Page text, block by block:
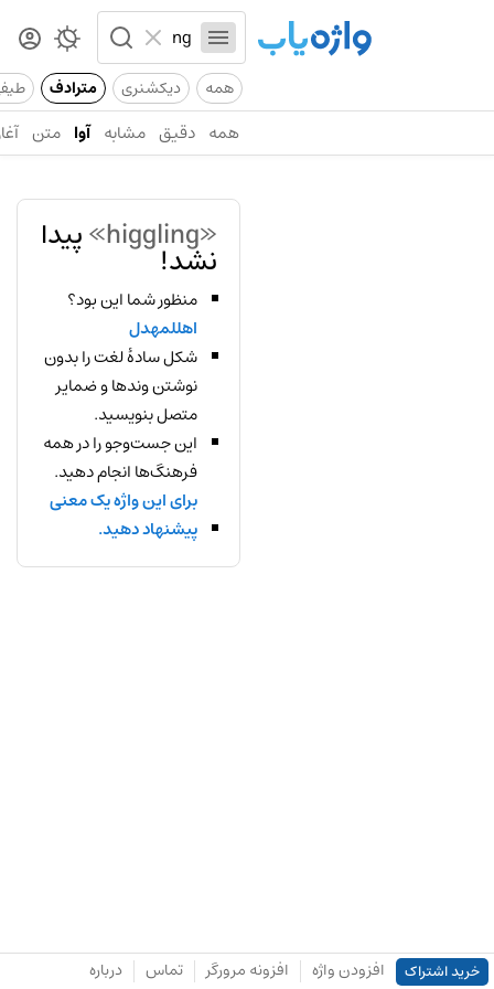
همه دیکشنری مترادف
همه دقیق مشابه آوا متن
«higgling» پیدا
نشد!
منظور شما این بود؟
اهللمهدل
شکل سادهٔ لغت را بدون
نوشتن وندها و ضمایر
متصل بنویسید.
این جست‌وجو را در همه
فرهنگ‌ها انجام دهید.
برای این واژه یک معنی
پیشنهاد دهید.
خرید اشتراک افزودن واژه افزونه مرورگر تماس درباره